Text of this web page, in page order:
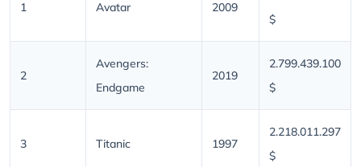
1 Avatar 2009
$
2
Avengers:
Endgame
2019
2.799.439.100
$
3 Titanic 1997
2.218.011.297
$